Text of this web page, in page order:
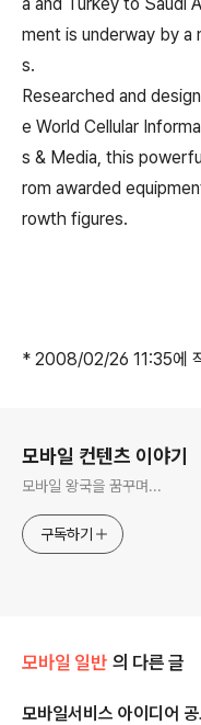
ment is underway by a
s.
Researched and
e World Cellular
s & Media, this
rom awarded
rowth figures.
* 2008/02/26 11:35에
모바일 컨텐츠 이야기
모바일 왕국을 꿈꾸며...
구독하기
모바일 일반 의 다른 글
모바일서비스 아이디어